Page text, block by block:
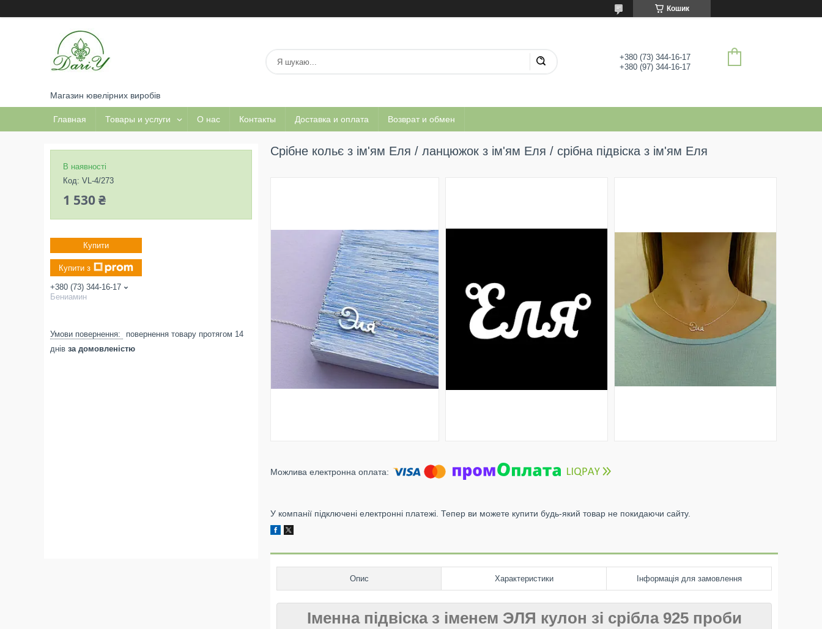
Кошик
Магазин ювелірних виробів
+380 (73) 344-16-17
+380 (97) 344-16-17
Главная Товары и услуги О нас Контакты Доставка и оплата Возврат и обмен
Срібне кольє з ім'ям Еля / ланцюжок з ім'ям Еля / срібна підвіска з ім'ям Еля
У компанії підключені електронні платежі. Тепер ви можете купити будь-який товар не покидаючи сайту.
Опис Характеристики Інформація для замовлення
Іменна підвіска з іменем ЭЛЯ кулон зі срібла 925 проби
В наявності
Код: VL-4/273
1 530 ₴
Купити
Купити з
+380 (73) 344-16-17
Бениамин
повернення товару протягом 14
днів за домовленістю